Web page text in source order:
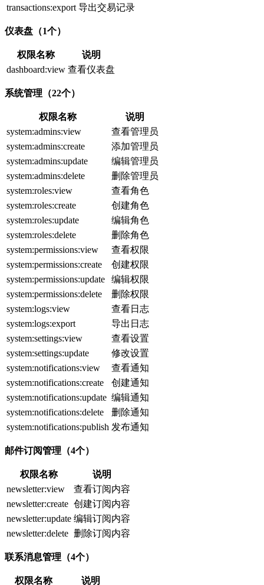
transactions:export 导出交易记录
仪表盘（1个）
权限名称
说明
dashboard:view 查看仪表盘
系统管理（22个）
权限名称
说明
system:admins:view
查看管理员
system:admins:create
添加管理员
system:admins:update
编辑管理员
system:admins:delete
删除管理员
system:roles:view
查看角色
system:roles:create
创建角色
system:roles:update
编辑角色
system:roles:delete
删除角色
system:permissions:view
查看权限
system:permissions:create
创建权限
system:permissions:update
编辑权限
system:permissions:delete
删除权限
system:logs:view
查看日志
system:logs:export
导出日志
system:settings:view
查看设置
system:settings:update
修改设置
system:notifications:view
查看通知
system:notifications:create
创建通知
system:notifications:update 编辑通知
system:notifications:delete
删除通知
system:notifications:publish 发布通知
邮件订阅管理（4个）
权限名称
说明
newsletter:view
查看订阅内容
newsletter:create 创建订阅内容
newsletter:update 编辑订阅内容
newsletter:delete 删除订阅内容
联系消息管理（4个）
权限名称
说明